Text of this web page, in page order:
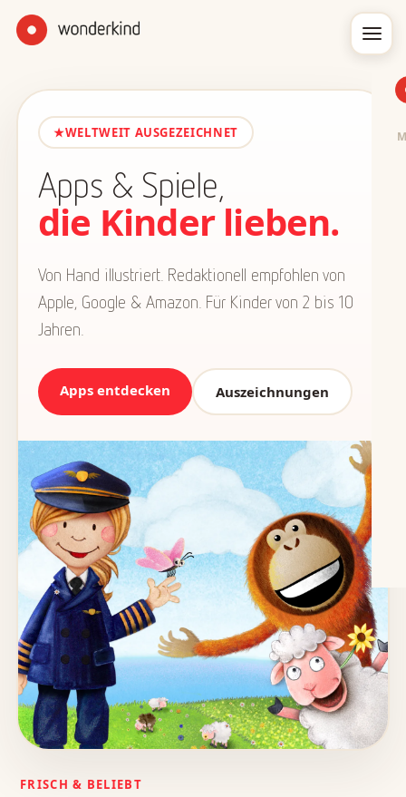
★WELTWEIT AUSGEZEICHNET
Apps & Spiele,
die Kinder lieben.
Von Hand illustriert. Redaktionell empfohlen von
Apple, Google & Amazon. Für Kinder von 2 bis 10
Jahren.
Apps entdecken Auszeichnungen
FRISCH & BELIEBT